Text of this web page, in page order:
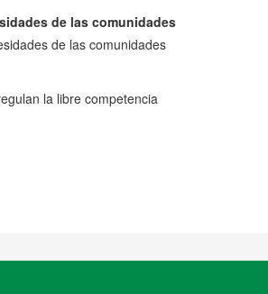
de las comunidades
de las comunidades
la libre competencia